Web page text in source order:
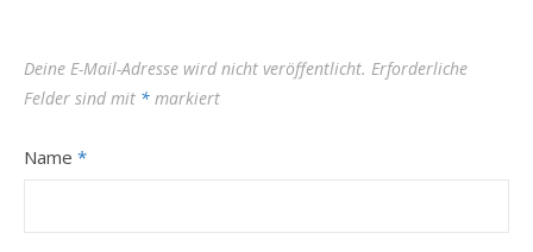
Deine E-Mail-Adresse wird nicht veröffentlicht. Erforderliche
Felder sind mit * markiert
Name *